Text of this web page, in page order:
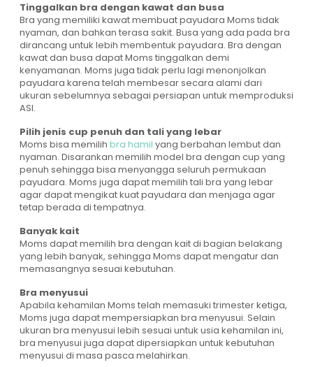
Tinggalkan bra dengan kawat dan busa
Bra yang memiliki kawat membuat payudara Moms tidak
nyaman, dan bahkan terasa sakit. Busa yang ada pada bra
dirancang untuk lebih membentuk payudara. Bra dengan
kawat dan busa dapat Moms tinggalkan demi
kenyamanan. Moms juga tidak perlu lagi menonjolkan
payudara karena telah membesar secara alami dari
ukuran sebelumnya sebagai persiapan untuk memproduksi
ASI.
Pilih jenis cup penuh dan tali yang lebar
Moms bisa memilih bra hamil yang berbahan lembut dan
nyaman. Disarankan memilih model bra dengan cup yang
penuh sehingga bisa menyangga seluruh permukaan
payudara. Moms juga dapat memilih tali bra yang lebar
agar dapat mengikat kuat payudara dan menjaga agar
tetap berada di tempatnya.
Banyak kait
Moms dapat memilih bra dengan kait di bagian belakang
yang lebih banyak, sehingga Moms dapat mengatur dan
memasangnya sesuai kebutuhan.
Bra menyusui
Apabila kehamilan Moms telah memasuki trimester ketiga,
Moms juga dapat mempersiapkan bra menyusui. Selain
ukuran bra menyusui lebih sesuai untuk usia kehamilan ini,
bra menyusui juga dapat dipersiapkan untuk kebutuhan
menyusui di masa pasca melahirkan.